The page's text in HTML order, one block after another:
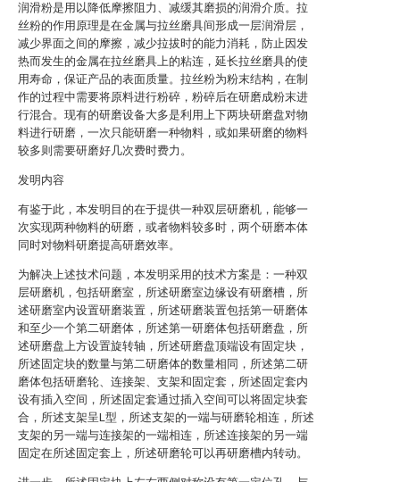
润滑粉是用以降低摩擦阻力、减缓其磨损的润滑介质。拉
丝粉的作用原理是在金属与拉丝磨具间形成一层润滑层，
减少界面之间的摩擦，减少拉拔时的能力消耗，防止因发
热而发生的金属在拉丝磨具上的粘连，延长拉丝磨具的使
用寿命，保证产品的表面质量。拉丝粉为粉末结构，在制
作的过程中需要将原料进行粉碎，粉碎后在研磨成粉末进
行混合。现有的研磨设备大多是利用上下两块研磨盘对物
料进行研磨，一次只能研磨一种物料，或如果研磨的物料
较多则需要研磨好几次费时费力。
发明内容
有鉴于此，本发明目的在于提供一种双层研磨机，能够一
次实现两种物料的研磨，或者物料较多时，两个研磨本体
同时对物料研磨提高研磨效率。
为解决上述技术问题，本发明采用的技术方案是：一种双
层研磨机，包括研磨室，所述研磨室边缘设有研磨槽，所
述研磨室内设置研磨装置，所述研磨装置包括第一研磨体
和至少一个第二研磨体，所述第一研磨体包括研磨盘，所
述研磨盘上方设置旋转轴，所述研磨盘顶端设有固定块，
所述固定块的数量与第二研磨体的数量相同，所述第二研
磨体包括研磨轮、连接架、支架和固定套，所述固定套内
设有插入空间，所述固定套通过插入空间可以将固定块套
合，所述支架呈L型，所述支架的一端与研磨轮相连，所述
支架的另一端与连接架的一端相连，所述连接架的另一端
固定在所述固定套上，所述研磨轮可以再研磨槽内转动。